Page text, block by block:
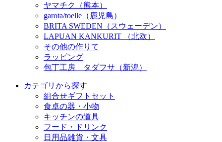
ヤマチク（熊本）
garota/toelle（鹿児島）
BRITA SWEDEN（スウェーデン）
LAPUAN KANKURIT （北欧）
その他の作りて
ラッピング
包丁工房 タダフサ（新潟）
カテゴリから探す
組合せギフトセット
食卓の器・小物
キッチンの道具
フード・ドリンク
日用品雑貨・文具